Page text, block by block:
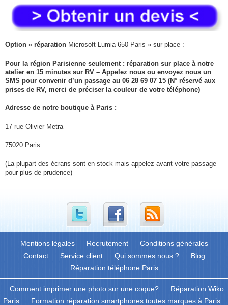
Option « réparation Microsoft Lumia 650 Paris » sur place :
Pour la région Parisienne seulement : réparation sur place à notre
atelier en 15 minutes sur RV – Appelez nous ou envoyez nous un
SMS pour convenir d’un passage au 06 28 69 07 15 (N° réservé aux
prises de RV, merci de préciser la couleur de votre téléphone)
Adresse de notre boutique à Paris :
17 rue Olivier Metra
75020 Paris
(La plupart des écrans sont en stock mais appelez avant votre passage
pour plus de prudence)
Mentions légales Recrutement
Conditions générales
Contact
Service client Qui sommes nous ?
Blog
Réparation téléphone Paris
Comment imprimer une photo sur une coque?
Réparation Wiko
Paris
Formation réparation smartphones toutes marques à Paris